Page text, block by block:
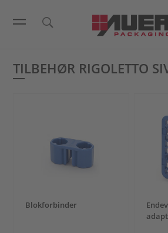
TILBEHØR RIGOLETTO
Blokforbinder